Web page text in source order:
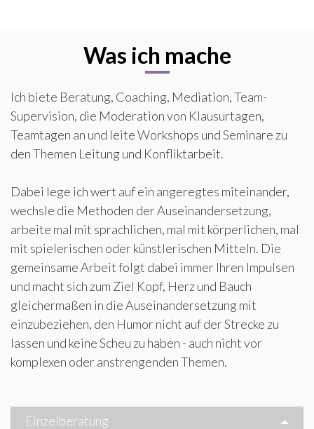
Was ich mache
Ich biete Beratung, Coaching, Mediation, Team-
Supervision, die Moderation von Klausurtagen,
Teamtagen an und leite Workshops und Seminare zu
den Themen Leitung und Konfliktarbeit.
Dabei lege ich wert auf ein angeregtes miteinander,
wechsle die Methoden der Auseinandersetzung,
arbeite mal mit sprachlichen, mal mit körperlichen, mal
mit spielerischen oder künstlerischen Mitteln. Die
gemeinsame Arbeit folgt dabei immer Ihren Impulsen
und macht sich zum Ziel Kopf, Herz und Bauch
gleichermaßen in die Auseinandersetzung mit
einzubeziehen, den Humor nicht auf der Strecke zu
lassen und keine Scheu zu haben - auch nicht vor
komplexen oder anstrengenden Themen.
Einzelberatung